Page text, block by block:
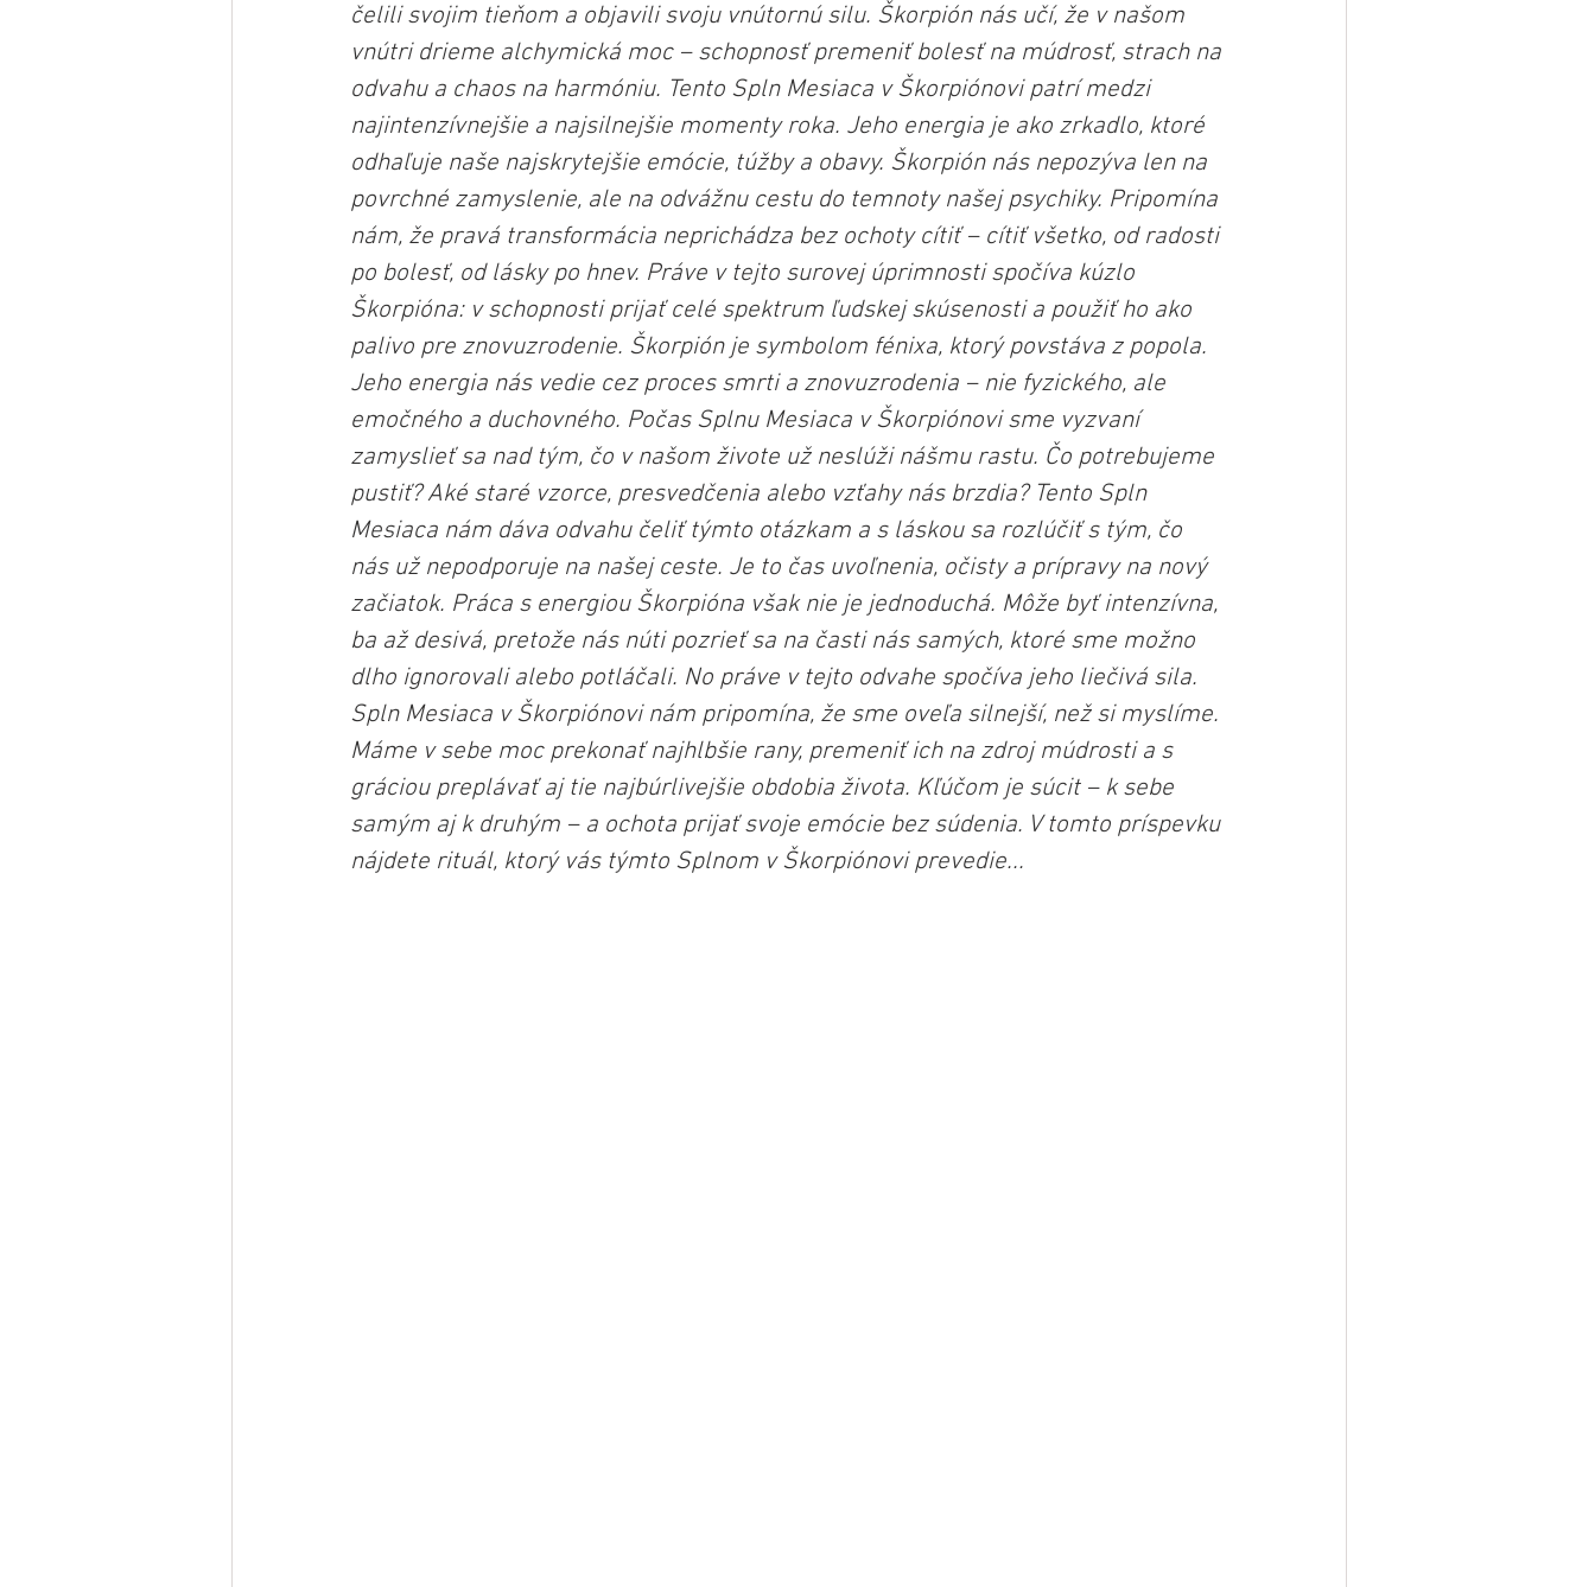
čelili svojim tieňom a objavili svoju vnútornú silu. Škorpión nás učí, že v našom
vnútri drieme alchymická moc – schopnosť premeniť bolesť na múdrosť, strach na
odvahu a chaos na harmóniu. Tento Spln Mesiaca v Škorpiónovi patrí medzi
najintenzívnejšie a najsilnejšie momenty roka. Jeho energia je ako zrkadlo, ktoré
odhaľuje naše najskrytejšie emócie, túžby a obavy. Škorpión nás nepozýva len na
povrchné zamyslenie, ale na odvážnu cestu do temnoty našej psychiky. Pripomína
nám, že pravá transformácia neprichádza bez ochoty cítiť – cítiť všetko, od radosti
po bolesť, od lásky po hnev. Práve v tejto surovej úprimnosti spočíva kúzlo
Škorpióna: v schopnosti prijať celé spektrum ľudskej skúsenosti a použiť ho ako
palivo pre znovuzrodenie. Škorpión je symbolom fénixa, ktorý povstáva z popola.
Jeho energia nás vedie cez proces smrti a znovuzrodenia – nie fyzického, ale
emočného a duchovného. Počas Splnu Mesiaca v Škorpiónovi sme vyzvaní
zamyslieť sa nad tým, čo v našom živote už neslúži nášmu rastu. Čo potrebujeme
pustiť? Aké staré vzorce, presvedčenia alebo vzťahy nás brzdia? Tento Spln
Mesiaca nám dáva odvahu čeliť týmto otázkam a s láskou sa rozlúčiť s tým, čo
nás už nepodporuje na našej ceste. Je to čas uvoľnenia, očisty a prípravy na nový
začiatok. Práca s energiou Škorpióna však nie je jednoduchá. Môže byť intenzívna,
ba až desivá, pretože nás núti pozrieť sa na časti nás samých, ktoré sme možno
dlho ignorovali alebo potláčali. No práve v tejto odvahe spočíva jeho liečivá sila.
Spln Mesiaca v Škorpiónovi nám pripomína, že sme oveľa silnejší, než si myslíme.
Máme v sebe moc prekonať najhlbšie rany, premeniť ich na zdroj múdrosti a s
gráciou preplávať aj tie najbúrlivejšie obdobia života. Kľúčom je súcit – k sebe
samým aj k druhým – a ochota prijať svoje emócie bez súdenia. V tomto príspevku
nájdete rituál, ktorý vás týmto Splnom v Škorpiónovi prevedie...